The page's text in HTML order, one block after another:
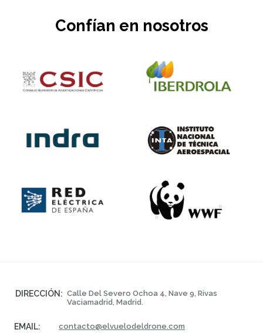
Confían en nosotros
DIRECCIÓN: Calle Del Severo Ochoa 4, Nave 9, Rivas
Vaciamadrid, Madrid.
EMAIL: contacto@elvuelodeldrone.com